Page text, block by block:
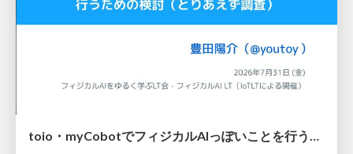
toio・myCobotでフィジカルAIっぽいことを行うための検討（とりあえず調査） / フィジカルAI LT（IoTLTによる開催）